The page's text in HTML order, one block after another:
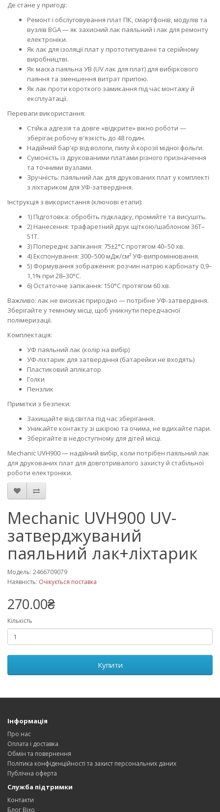
Де стане у пригоді:
Ремонт і обслуговування плат ПК, смартфонів, модулів та
вузлів BGA — як захисний лак паяльний і лак для ремонту
електроніки.
Як лак для ізоляції плат у прототипуванні та серійному
виробництві.
Як маска паяльна УВ (UV лак для плат) для вибіркового
паяння та зменшення витрат припою.
Як лак проти короткого замикання під час монтажу й
експлуатації.
Переваги використання:
Стійка адгезія та довге «відкрите» вікно роботи —
зберігає робочу в'язкість до 48 годин.
Надійний бар'єр від вологи, пилу й корозії мідної фольги.
Сумісність із друкованими платами різного призначення
та точними вузлами.
Зручність: паяльний лак для друкованих плат у комплекті
з ліхтариком для УФ-затвердіння.
Інструкція з використання (ключові етапи):
1) Підготовка: обробіть підкладку, промийте та висушіть.
2) Нанесення: трафаретний друк щіткою/шаблоном 36T–
51T.
3) Попереднє запікання: 75±2°C протягом 40–50 хв.
4) Експонування: 300–500 мДж/см² УФ-випромінювання.
5) Формування зображення: розчин натрію карбонату 0,9–
1,1% при 28–30°C.
6) Остаточне запікання: 150°C протягом 60 хв.
Важливо: лак не висихає природно — потрібне УФ-затвердіння.
Зберігайте у темному місці, щоб уникнути передчасної
полімеризації.
Комплектація:
УФ паяльний лак (колір на вибір)
УФ-ліхтарик для затвердіння (батарейки не входять)
Пластиковий аплікатор
Голки
Пензлик
Примітки з безпеки:
Захищайте від світла під час зберігання.
Уникайте контакту зі шкірою та очима, не вдихайте пари.
Зберігайте в недоступному для дітей місці.
Mechanic UVH900 — надійний вибір, коли потрібен паяльний лак
для друкованих плат для довготривалого захисту й стабільної
роботи електроніки.
Mechanic UVH900 UV-
затверджуваний
паяльний лак+ліхтарик
Модель: 2466709079
Наявність: Очікується поставка
270.00₴
Кількість
Купити
Інформація
Про нас
Оплата і доставка
Обмін та повернення
Політика конфіденційності та захист персональних даних
Публічна оферта
Служба підтримки
Контакти
Блог Bixo